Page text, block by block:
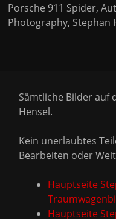
Porsche 911 Spider,
Photography, Stephan
Sämtliche Bilder auf
Hensel.
Kein unerlaubtes
Bearbeiten oder
Hauptseite
Hauptseite